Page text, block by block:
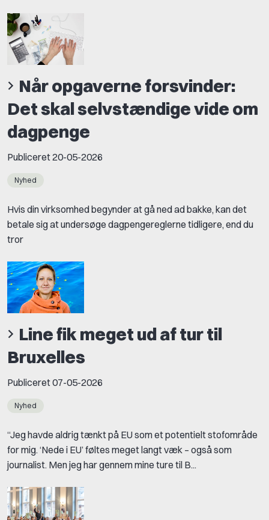
Når opgaverne forsvinder:
Det skal selvstændige vide om
dagpenge
Publiceret20-05-2026
Nyhed
Hvis din virksomhed begynder at gå ned ad bakke, kan det
betale sig at undersøge dagpengereglerne tidligere, end du
tror
Line fik meget ud af tur til
Bruxelles
Publiceret07-05-2026
Nyhed
“Jeg havde aldrig tænkt på EU som et potentielt stofområde
for mig. ‘Nede i EU’ føltes meget langt væk – også som
journalist. Men jeg har gennem mine ture til B...